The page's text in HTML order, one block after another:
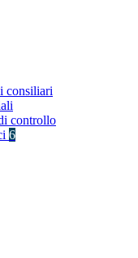
consiliari
controllo
6